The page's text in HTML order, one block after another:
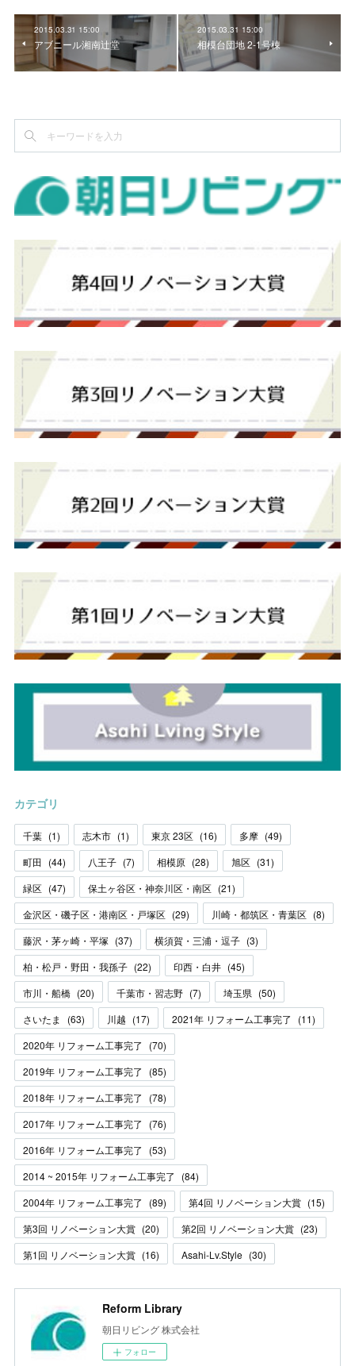
2015.03.31 15:00
アブニール湘南辻堂
2015.03.31 15:00
相模台団地 2-1号棟
カテゴリ
千葉 (1) 志木市 (1) 東京 23区 (16) 多摩 (49)
町田 (44) 八王子 (7) 相模原 (28) 旭区 (31)
緑区 (47) 保土ヶ谷区・神奈川区・南区 (21)
金沢区・磯子区・港南区・戸塚区 (29) 川崎・都筑区・青葉区 (8)
藤沢・茅ヶ崎・平塚 (37) 横須賀・三浦・逗子 (3)
柏・松戸・野田・我孫子 (22) 印西・白井 (45)
市川・船橋 (20) 千葉市・習志野 (7) 埼玉県 (50)
さいたま
(63) 川越 (17) 2021年 リフォーム工事完了 (11)
2020年 リフォーム工事完了
(70)
2019年 リフォーム工事完了
(85)
2018年 リフォーム工事完了
(78)
2017年 リフォーム工事完了
(76)
2016年 リフォーム工事完了
(53)
2014 ~ 2015年 リフォーム工事完了
(84)
2004年 リフォーム工事完了
(89) 第4回 リノベーション大賞 (15)
第3回 リノベーション大賞 (20) 第2回 リノベーション大賞 (23)
第1回 リノベーション大賞 (16) Asahi-Lv.Style (30)
Reform Library
朝日リビング 株式会社
フォロー